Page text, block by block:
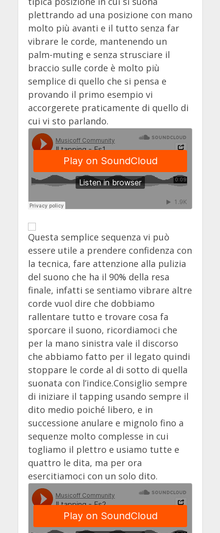
plettrando ad una posizione con mano
molto più avanti e il tutto senza far
vibrare le corde, mantenendo un
palm-muting e senza strusciare il
braccio sulle corde è molto più
semplice di quello che si pensa e
provando il primo esempio vi
accorgerete praticamente di quello di
cui vi sto parlando.
Questa semplice sequenza vi può
essere utile a prendere confidenza con
la tecnica, fare attenzione alla pulizia
del suono che ha il 90% della resa
finale, infatti se sentiamo vibrare altre
corde vuol dire che dobbiamo
rallentare tutto e trovare cosa fa
sporcare il suono, ricordiamoci che
per la mano sinistra vale il discorso
che abbiamo fatto per il legato quindi
stoppare le corde al di sotto di quella
suonata con l’indice.Consiglio sempre
di iniziare il tapping usando sempre il
dito medio poiché libero, e in
successione anulare e mignolo fino a
sequenze molto complesse in cui
togliamo il plettro e usiamo tutte e
quattro le dita, ma per ora
esercitiamoci con un solo dito.